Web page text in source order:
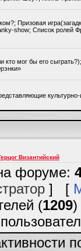
Призовая
show; Список ролей
мог бы его
культурно-
Византийский
форуме:
] [
(1209)